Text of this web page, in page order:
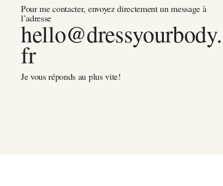
Pour me contacter, envoyez directement un message à
l’adresse
hello@dressyourbody.
fr
Je vous réponds au plus vite!